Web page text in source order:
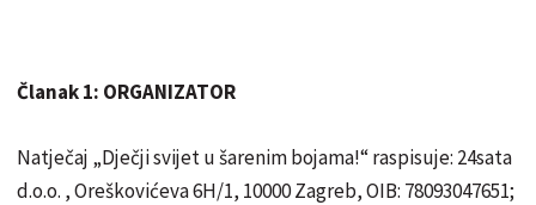
Članak 1: ORGANIZATOR
Natječaj „Dječji svijet u šarenim bojama!“raspisuje: 24sata
d.o.o. , Oreškovićeva 6H/1, 10000 Zagreb, OIB: 78093047651;